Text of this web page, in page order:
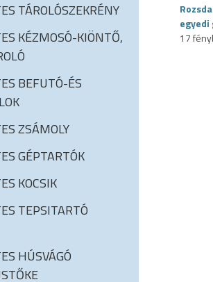
TÁROLÓSZEKRÉNY
KÉZMOSÓ-KIÖNTŐ,
BEFUTÓ-ÉS
ZSÁMOLY
GÉPTARTÓK
KOCSIK
TEPSITARTÓ
HÚSVÁGÓ
17